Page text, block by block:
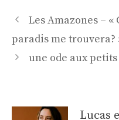
Navigation
des
Les Amazones –
paradis me trouvera?
une ode aux
Lucas